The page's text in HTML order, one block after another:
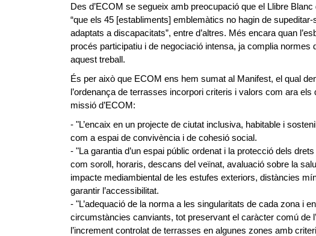
Des d’ECOM se segueix amb preocupació que el Llibre
“que els 45 [establiments] emblemàtics no hagin de
adaptats a discapacitats”, entre d’altres. Més encara quan
procés participatiu i de negociació intensa, ja complia normes
aquest treball.
És per això que ECOM ens hem sumat al Manifest, el qual
l’ordenança de terrasses incorpori criteris i valors com ara
missió d’ECOM:
- "L’encaix en un projecte de ciutat inclusiva, habitable i
com a espai de convivència i de cohesió social.
- "La garantia d’un espai públic ordenat i la protecció dels
com soroll, horaris, descans del veïnat, avaluació sobre la
impacte mediambiental de les estufes exteriors, distàncies
garantir l’accessibilitat.
- "L’adequació de la norma a les singularitats de cada zona i
circumstàncies canviants, tot preservant el caràcter comú de
l’increment controlat de terrasses en algunes zones amb